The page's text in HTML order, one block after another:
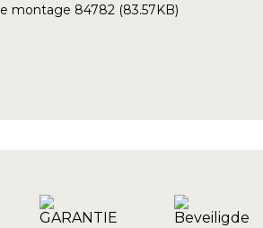
montage 84782 (83.57KB)